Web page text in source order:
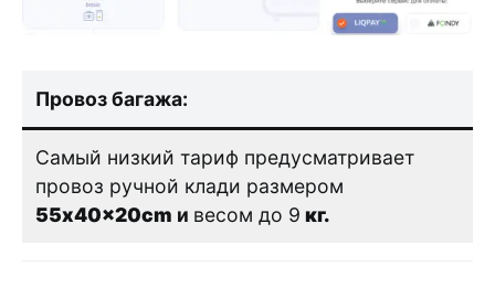
Провоз багажа:
Самый низкий тариф предусматривает
провоз ручной клади размером
55x40x20cm и весом до 9 кг.